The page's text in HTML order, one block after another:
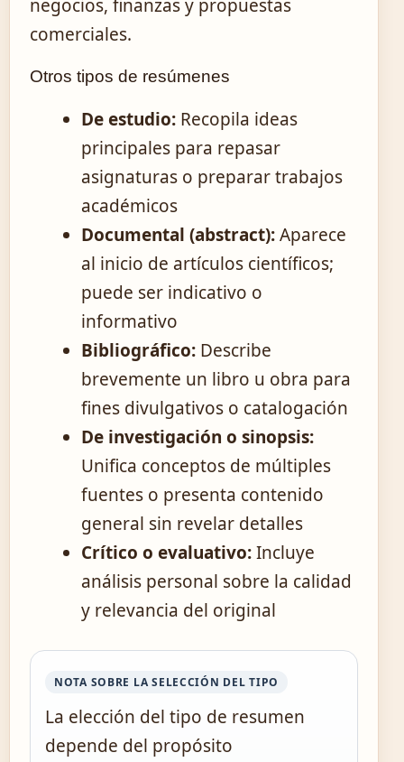
negocios, finanzas y propuestas
comerciales.
Otros tipos de resúmenes
De estudio: Recopila ideas
principales para repasar
asignaturas o preparar trabajos
académicos
Documental (abstract):Aparece
al inicio de artículos científicos;
puede ser indicativo o
informativo
Bibliográfico: Describe
brevemente un libro u obra para
fines divulgativos o catalogación
De investigación o sinopsis:
Unifica conceptos de múltiples
fuentes o presenta contenido
general sin revelar detalles
Crítico o evaluativo:Incluye
análisis personal sobre la calidad
y relevancia del original
NOTA SOBRE LA SELECCIÓN DEL TIPO
La elección del tipo de resumen
depende del propósito